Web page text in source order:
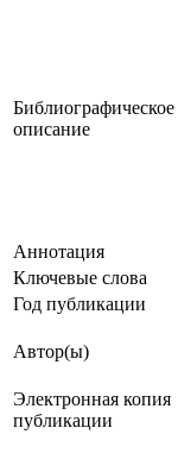
Библиографическое
описание
Аннотация
Ключевые cлова
Год публикации
Автор(ы)
Электронная копия
публикации